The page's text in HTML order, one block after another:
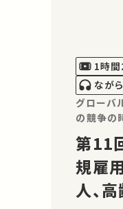
1時
なが
グローバ
の競争の
第11回 変わる労働市
規雇
人、